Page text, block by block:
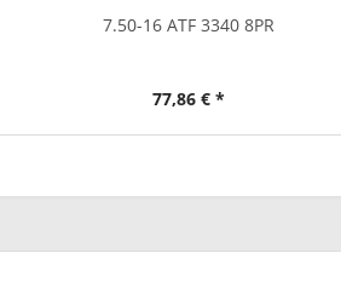
7.50-16 ATF 3340 8PR
77,86 € *